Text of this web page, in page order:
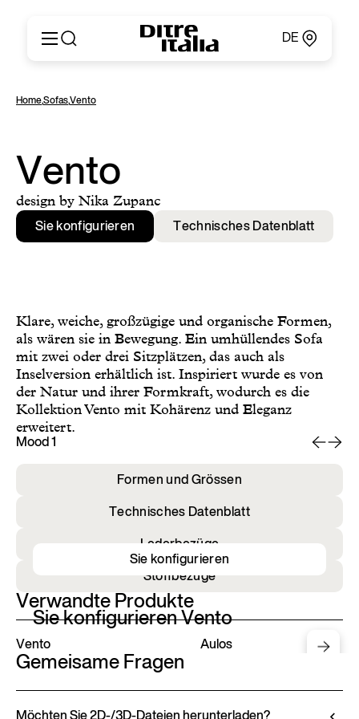
DE
Produkte
Kataloge und Materialien
Ditre Italia für Fachleute
Verkaufsstellen
Nachrichten & Presse
Geschützer Bereich
English
Español
Русский
简体中文
Home,Sofas,Vento
Vento
design by Nika Zupanc
Sie konfigurieren Technisches Datenblatt
Klare, weiche, großzügige und organische Formen,
als wären sie in Bewegung. Ein umhüllendes Sofa
mit zwei oder drei Sitzplätzen, das auch als
Inselversion erhältlich ist. Inspiriert wurde es von
der Natur und ihrer Formkraft, wodurch es die
Kollektion Vento mit Kohärenz und Eleganz
erweitert.
Mood 1
Formen und Grössen
Technisches Datenblatt
Lederbezüge
Stoffbezüge
Sie konfigurieren Vento
Sie konfigurieren
Verwandte Produkte
Vento Aulos
Gemeisame Fragen
Möchten Sie 2D-/3D-Dateien herunterladen?